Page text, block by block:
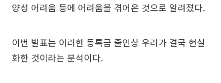
양성 어려움 등에 어려움을 겪어온 것으로 알려졌다.
이번 발표는 이러한 등록금 줄인상 우려가 결국 현실
화한 것이라는 분석이다.